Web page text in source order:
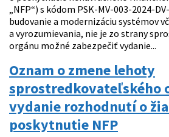
„NFP“) s kódom PSK-MV-003-2024-
budovanie a modernizáciu systémov
a vyrozumievania, nie je zo strany
orgánu možné zabezpečiť vydanie...
Oznam o zmene lehoty
sprostredkovateľského
vydanie rozhodnutí o
poskytnutie NFP